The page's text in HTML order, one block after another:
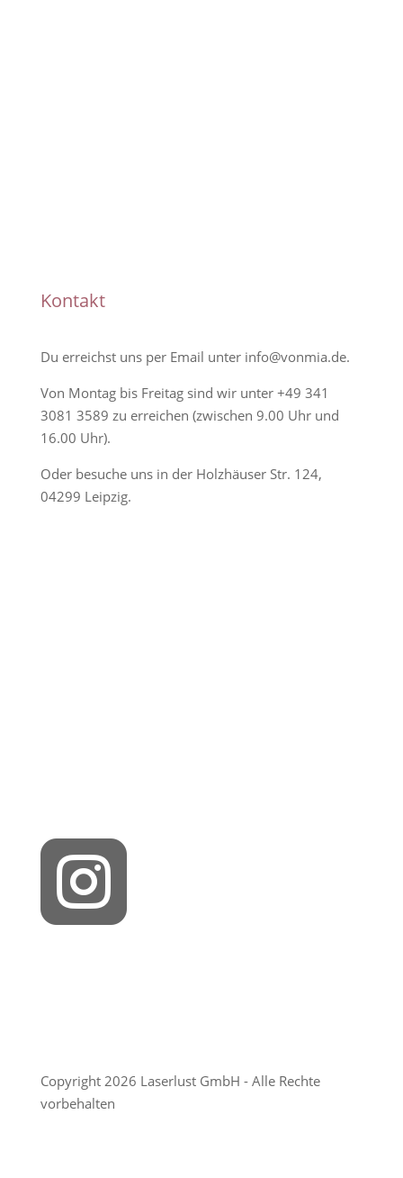
Kontakt
Du erreichst uns per Email unter info@vonmia.de.
Von Montag bis Freitag sind wir unter +49 341
3081 3589 zu erreichen (zwischen 9.00 Uhr und
16.00 Uhr).
Oder besuche uns in der Holzhäuser Str. 124,
04299 Leipzig.

Copyright 2026 Laserlust GmbH - Alle Rechte
vorbehalten